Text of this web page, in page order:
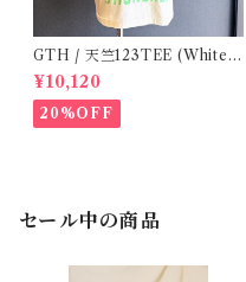
GTH / 天竺123TEE (White)
/ Size 1
¥10,120
20%OFF
セール中の商品